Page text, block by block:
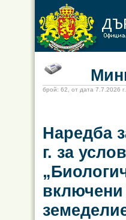
брой: 62, от дата
Наредба
г. за
включени